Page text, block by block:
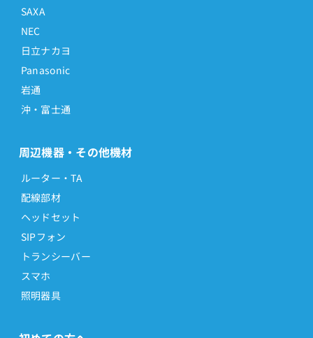
SAXA
NEC
日立ナカヨ
Panasonic
岩通
沖・富士通
周辺機器・その他機材
ルーター・TA
配線部材
ヘッドセット
SIPフォン
トランシーバー
スマホ
照明器具